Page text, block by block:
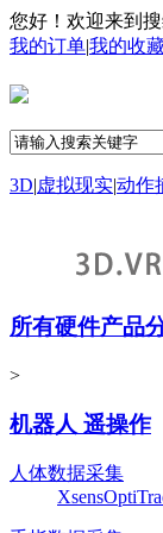
您好！欢迎来到
我的订单|我的收
3D|虚拟现实|动作
所有硬件产品
>
机器人 遥操作
人体数据采集
Xsens